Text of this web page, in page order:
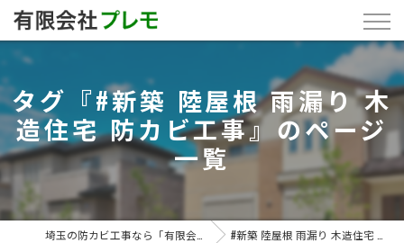
タグ『#新築 陸屋根 雨漏り 木
造住宅 防カビ工事』のページ
一覧
#新築 陸屋根 雨漏り 木造住宅 防カビ工事